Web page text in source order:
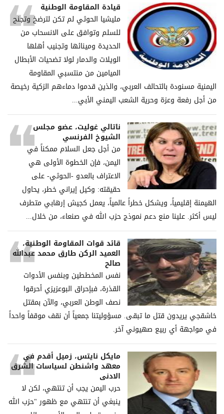
قيادة المقاومة الوطنية
مليشيا الحوثي لم تكن لترضخ وتجنح
للسلم وتوافق على الانسحاب من
الحديدة ومينائها وتجنيب أهلها
الويلات والدمار لولا تضحيات الأبطال
الميامين من منتسبي المقاومة
اليمنية مسنودة بالتحالف العربي، والذين قدموا دماءهم الزكية رخيصة
من أجل رفعة وعزة وحرية الشعب اليمني الأبي...
ناتالي غوليت، عضو مجلس
الشيوخ الفرنسي
من أجل جعل السلام ممكناً في
اليمن، فإن الخطوة الأولى هي
الاعتراف بالعدو -الحوثي- على
حقيقته: وكيل إيراني خطر، يحاول
الهيمنة إقليمياً، ويشكل خطراً عالمياً، يعمل كجيش إرهابي متطرف
ليس أكثر. علينا منع دعم نموذج حزب الله في صنعاء، من خلال...
قائد قوات المقاومة الوطنية،
العميد الركن طارق محمد عبدالله
صالح
نفس المخططين وبنفس الأدوات
القذرة، فبإحراق البوعزيزي أحرقوا
نصف الوطن العربي، والآن بمقتل
خاشقجي يريدون قتل ما تبقى. مسؤوليتنا جمعياً أن نقف موقفاً واحداً
في مواجهة أي ربيع صهيوني آخر.
مايكل نايتس، زميل أقدم في
معهد واشنطن لسياسات الشرق
الادنى
حرب اليمن يجب أن تنتهي، لكن لا
ينبغي أن تنتهي مع ظهور "حزب الله